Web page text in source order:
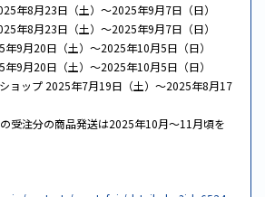
年8月23日（土）～2025年9月7日（日）
年8月23日（土）～2025年9月7日（日）
9月20日（土）～2025年10月5日（日）
9月20日（土）～2025年10月5日（日）
ョップ 2025年7月19日（土）～2025年8月17
受注分の商品発送は2025年10月～11月頃を